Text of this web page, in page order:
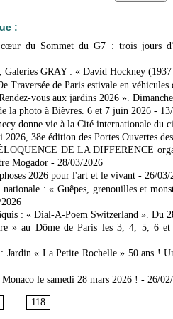
:
du Sommet du G7 : trois jours
GRAY : « David Hockney
Traversée de Paris estivale en véhicules
vous aux jardins 2026 ».
la photo à Bièvres. 6 et 7 juin 2026 -
donne vie à la Cité internationale du
38e édition des Portes Ouvertes
DE LA DIFFERENCE
Mogador - 28/03/2026
2026 pour l'art et le vivant - 26/03/
: « Guêpes, grenouilles et
: « Dial-A-Poem Switzerland ». Du
» au Dôme de Paris les 3, 4, 5, 6
Jardin « La Petite Rochelle » 50 ans !
le samedi 28 mars 2026 ! - 26/
... 118